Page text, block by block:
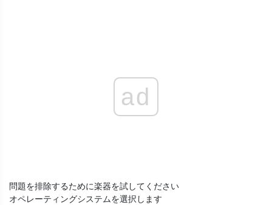
ad
問題を排除するために楽器を試してください
オペレーティングシステムを選択します